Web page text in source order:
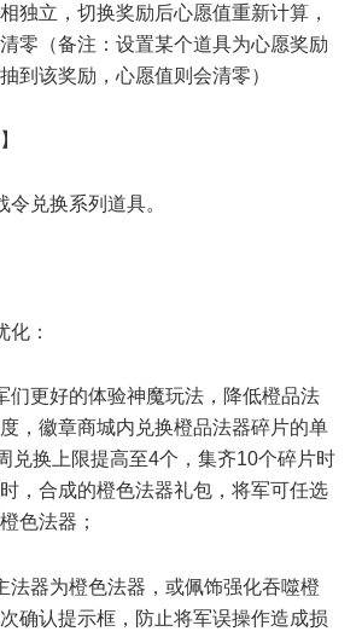
独立，切换奖励后心愿值重新计算，
零（备注：设置某个道具为心愿奖励
到该奖励，心愿值则会清零）
令兑换系列道具。
化：
们更好的体验神魔玩法，降低橙品法
，徽章商城内兑换橙品法器碎片的单
兑换上限提高至4个，集齐10个碎片时
，合成的橙色法器礼包，将军可任选
色法器；
法器为橙色法器，或佩饰强化吞噬橙
确认提示框，防止将军误操作造成损